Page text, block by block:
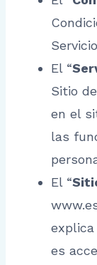
El “
Sitio
en el
las
El “
es